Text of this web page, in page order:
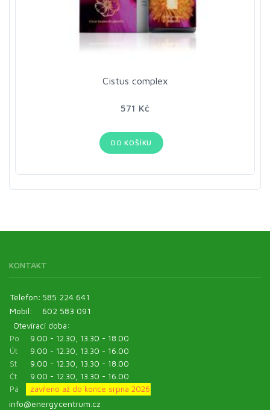
Cistus complex
571 Kč
DO KOŠÍKU
KONTAKT
Telefon: 585 224 641
Mobil:
602 583 091
Otevírací doba:
Po
9.00 - 12.30, 13.30 - 18.00
Út
9.00 - 12.30, 13.30 - 16.00
St
9.00 - 12.30, 13.30 - 18.00
Čt
9.00 - 12.30, 13.30 - 16.00
Pá
zavřeno až do konce srpna 2026
info@energycentrum.cz